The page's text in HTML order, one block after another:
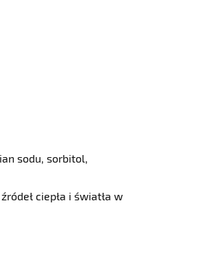
sodu, sorbitol,
ciepła i światła w